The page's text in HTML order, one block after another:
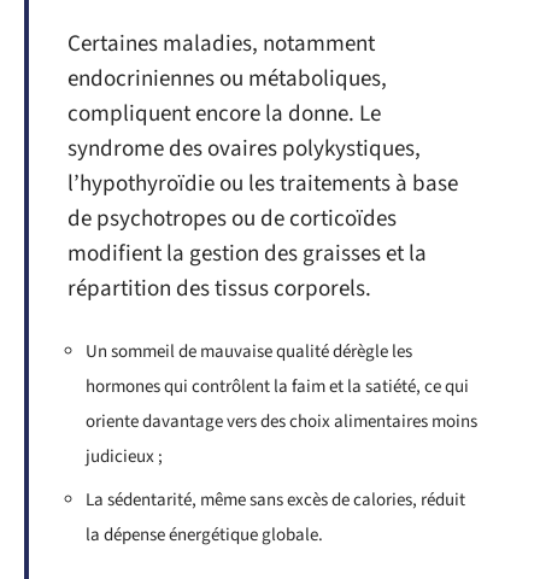
Certaines maladies, notamment
endocriniennes ou métaboliques,
compliquent encore la donne. Le
syndrome des ovaires polykystiques,
l’hypothyroïdie ou les traitements à base
de psychotropes ou de corticoïdes
modifient la gestion des graisses et la
répartition des tissus corporels.
Un sommeil de mauvaise qualité dérègle les
hormones qui contrôlent la faim et la satiété, ce qui
oriente davantage vers des choix alimentaires moins
judicieux ;
La sédentarité, même sans excès de calories, réduit
la dépense énergétique globale.